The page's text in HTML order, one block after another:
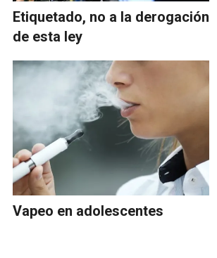
Etiquetado, no a la derogación
de esta ley
Vapeo en adolescentes